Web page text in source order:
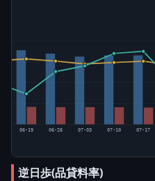
06-19 06-26 07-03 07-10 07-17
逆日歩(品貸料率)